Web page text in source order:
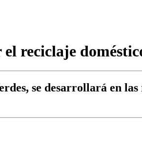
reciclaje
se desarrollará en las